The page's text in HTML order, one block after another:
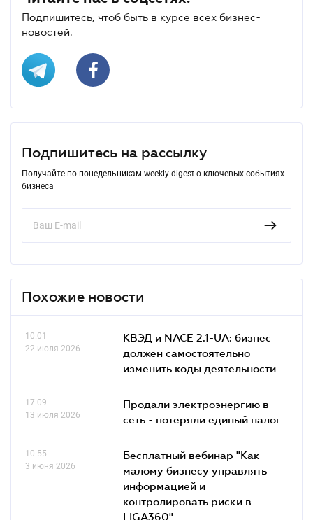
Подпишитесь, чтоб быть в курсе всех бизнес-
новостей.
Подпишитесь на рассылку
Получайте по понедельникам weekly-digest о ключевых событиях
бизнеса
Похожие новости
10.01
22 июля 2026
КВЭД и NACE 2.1-UA: бизнес
должен самостоятельно
изменить коды деятельности
17.09
13 июля 2026
Продали электроэнергию в
сеть - потеряли единый налог
10.55
3 июня 2026
Бесплатный вебинар "Как
малому бизнесу управлять
информацией и
контролировать риски в
LIGA360"